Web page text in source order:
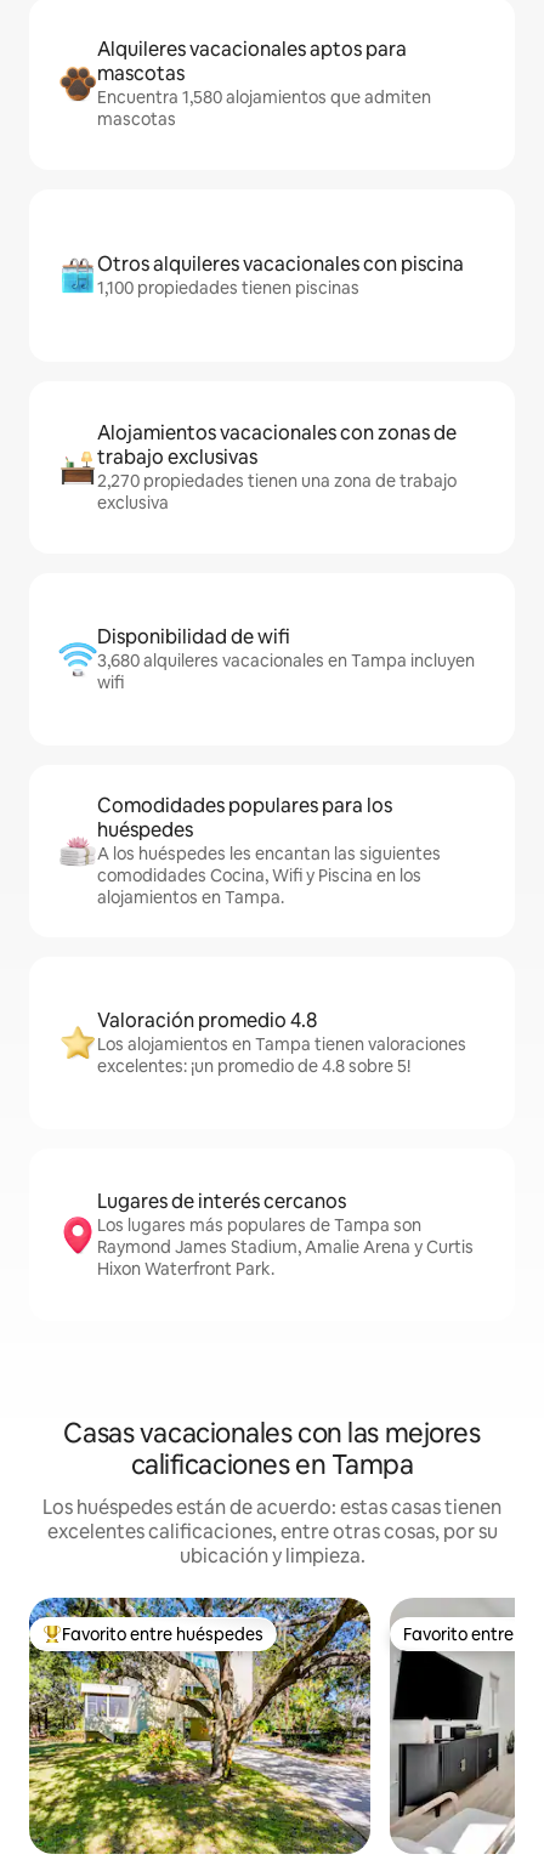
Alquileres vacacionales aptos para
mascotas
Encuentra 1,580 alojamientos que admiten
mascotas
Otros alquileres vacacionales con piscina
1,100 propiedades tienen piscinas
Alojamientos vacacionales con zonas de
trabajo exclusivas
2,270 propiedades tienen una zona de trabajo
exclusiva
Disponibilidad de wifi
3,680 alquileres vacacionales en Tampa incluyen
wifi
Comodidades populares para los
huéspedes
A los huéspedes les encantan las siguientes
comodidades Cocina, Wifi y Piscina en los
alojamientos en Tampa.
Valoración promedio 4.8
Los alojamientos en Tampa tienen valoraciones
excelentes: ¡un promedio de 4.8 sobre 5!
Lugares de interés cercanos
Los lugares más populares de Tampa son
Raymond James Stadium, Amalie Arena y Curtis
Hixon Waterfront Park.
Casas vacacionales con las mejores
calificaciones en Tampa
Los huéspedes están de acuerdo: estas casas tienen
excelentes calificaciones, entre otras cosas, por su
ubicación y limpieza.
Favorito entre huéspedes preferido
Favorito entre huéspedes Favorito entre
Favorito entre